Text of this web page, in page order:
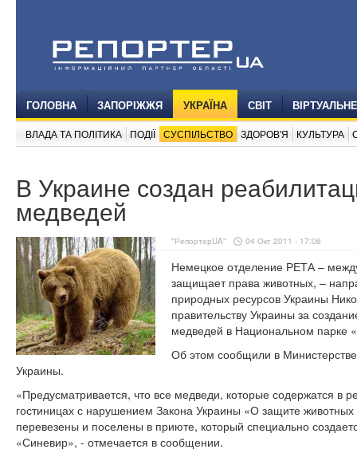
ГОЛОВНА ЗАПОРІЖЖЯ УКРАЇНА СВІТ
ВЛАДА ТА ПОЛІТИКА ПОДІЇ СУСПІЛЬСТВО ЗДОРОВ'Я КУЛЬТУРА
В Украине создан
медведей
"РепортерUA" 04 Окт 2011 - 17:06
Немецкое отделение РЕТА –
защищает права животных, –
природных ресурсов Украины
правительству Украины за
медведей в Национальном парке
Об этом сообщили в
Украины.
«Предусматривается, что все медведи, которые содержатся в
гостиницах с нарушением Закона Украины «О защите животных
перевезены и поселены в приюте, который специально
«Синевир», - отмечается в сообщении.